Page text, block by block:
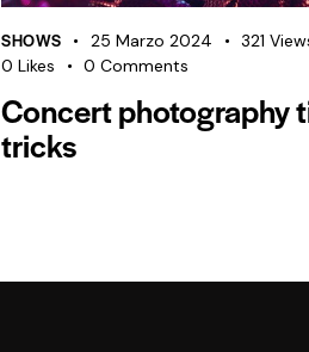
SHOWS 25 Marzo 2024 321
0 Likes 0 Comments
Concert photography
tricks